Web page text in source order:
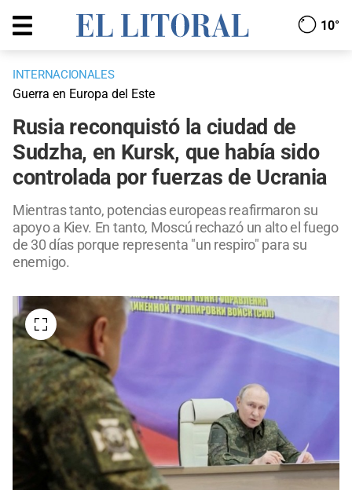
10°
INTERNACIONALES
Guerra en Europa del Este
Rusia reconquistó la ciudad de
Sudzha, en Kursk, que había sido
controlada por fuerzas de Ucrania
Mientras tanto, potencias europeas reafirmaron su
apoyo a Kiev. En tanto, Moscú rechazó un alto el fuego
de 30 días porque representa "un respiro" para su
enemigo.